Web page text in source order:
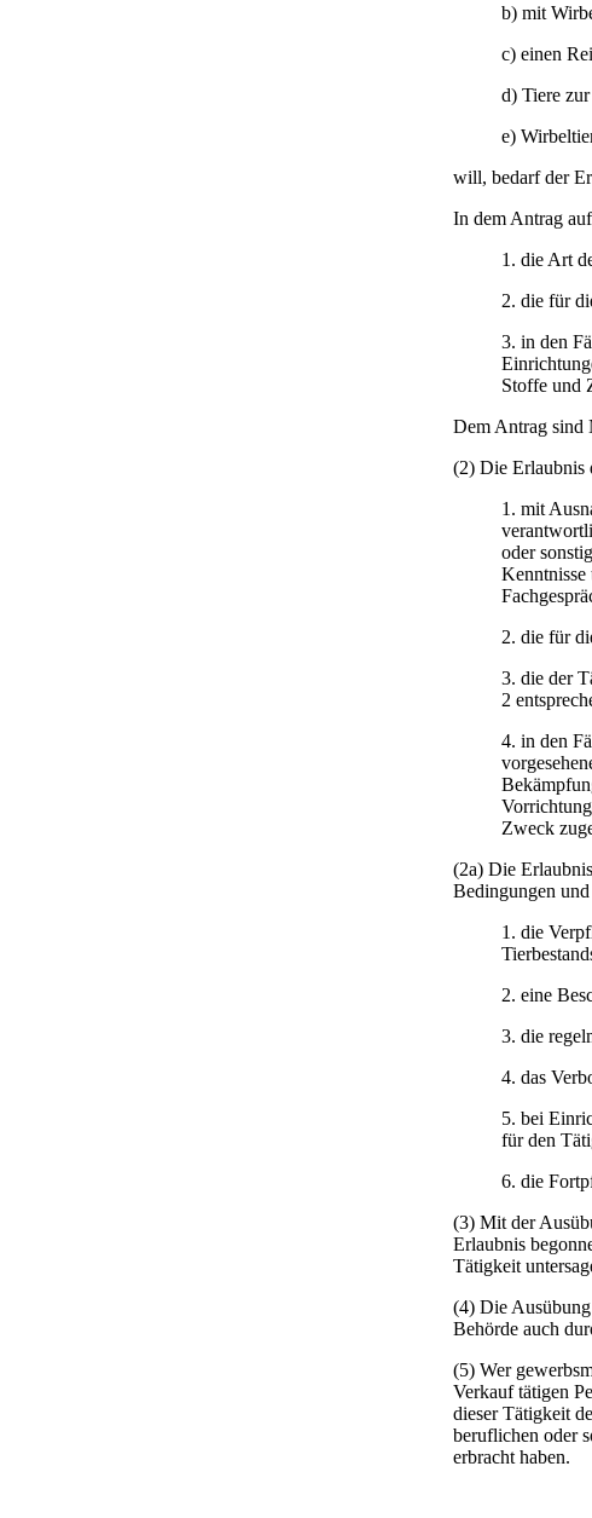
b) mit
c) einen
d) Tiere
e)
will, bedarf der
In dem Antrag
1. die Art
2. die für
3. in den
Stoffe und
Dem Antrag sind
(2) Die Erlaubnis
1. mit
oder
Kenntnisse
2. die für
3. die der
2
4. in den
Zweck
(2a) Die
Bedingungen
1. die
2. eine
3. die
4. das
5. bei
für den
6. die
(3) Mit der
Erlaubnis
Tätigkeit
(4) Die
Behörde auch
(5) Wer
Verkauf tätigen
dieser Tätigkeit
beruflichen oder
erbracht haben.